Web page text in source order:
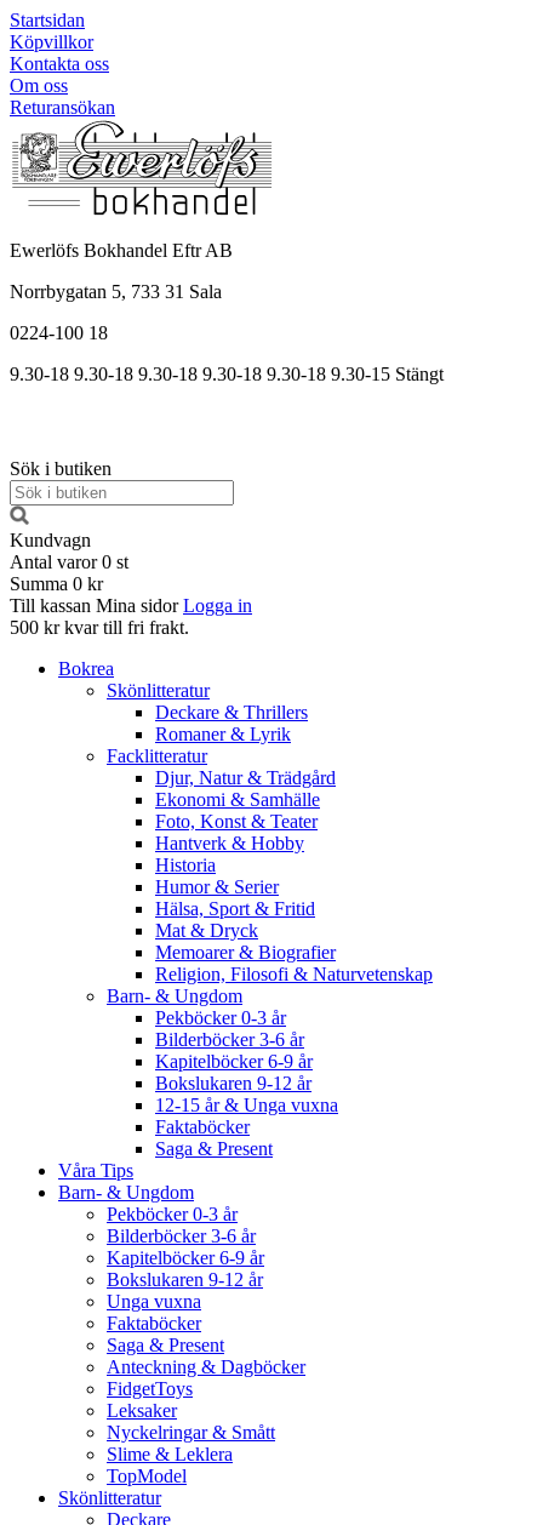
Startsidan
Köpvillkor
Kontakta oss
Om oss
Returansökan
Ewerlöfs Bokhandel Eftr AB
Norrbygatan 5, 733 31 Sala
0224-100 18
9.30-18 9.30-18 9.30-18 9.30-18 9.30-18 9.30-15 Stängt
Sök i butiken
Kundvagn
Antal varor 0 st
Summa 0 kr
Till kassan Mina sidor Logga in
500 kr kvar till fri frakt.
Bokrea
Skönlitteratur
Deckare & Thrillers
Romaner & Lyrik
Facklitteratur
Djur, Natur & Trädgård
Ekonomi & Samhälle
Foto, Konst & Teater
Hantverk & Hobby
Historia
Humor & Serier
Hälsa, Sport & Fritid
Mat & Dryck
Memoarer & Biografier
Religion, Filosofi & Naturvetenskap
Barn- & Ungdom
Pekböcker 0-3 år
Bilderböcker 3-6 år
Kapitelböcker 6-9 år
Bokslukaren 9-12 år
12-15 år & Unga vuxna
Faktaböcker
Saga & Present
Våra Tips
Barn- & Ungdom
Pekböcker 0-3 år
Bilderböcker 3-6 år
Kapitelböcker 6-9 år
Bokslukaren 9-12 år
Unga vuxna
Faktaböcker
Saga & Present
Anteckning & Dagböcker
FidgetToys
Leksaker
Nyckelringar & Smått
Slime & Leklera
TopModel
Skönlitteratur
Deckare